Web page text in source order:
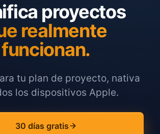
proyectos
realmente
funcionan.
tu plan de proyecto, nativa
los dispositivos Apple.
30 días gratis